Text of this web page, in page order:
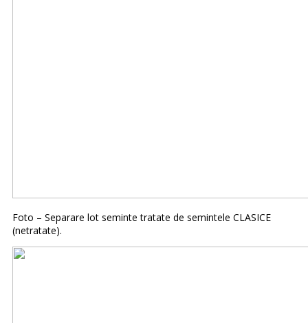
Foto – Separare lot seminte tratate de semintele CLASICE
(netratate).